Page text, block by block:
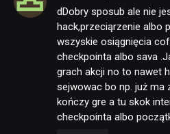
dDobry sposub ale nie
hack,przeciąrzenie albo
wszyskie osiągnięcia
checkpointa albo sava
grach akcji no to nawet
sejwowac bo np. już ma
kończy gre a tu skok
checkpointa albo